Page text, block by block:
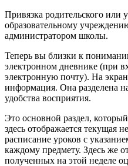
Привязка родительского или
образовательному
администратором школы.
Теперь вы близки к
электронном дневнике (при
электронную почту). На
информация. Она разделена
удобства восприятия.
Это основной раздел,
здесь отображается текущая
расписание уроков с
каждому предмету. Здесь же
полученных на этой неделе